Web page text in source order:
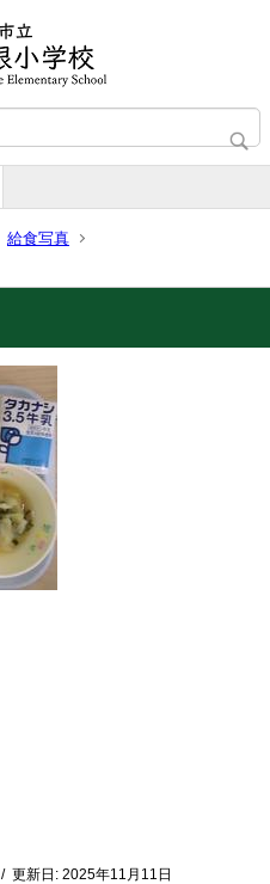
給食写真
/ 更新日: 2025年11月11日